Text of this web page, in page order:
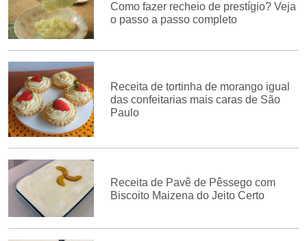
Como fazer recheio de prestígio? Veja
o passo a passo completo
Receita de tortinha de morango igual
das confeitarias mais caras de São
Paulo
Receita de Pavê de Pêssego com
Biscoito Maizena do Jeito Certo